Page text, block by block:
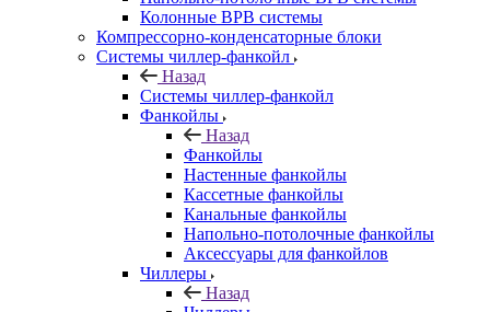
Колонные ВРВ системы
Компрессорно-конденсаторные блоки
Системы чиллер-фанкойл
Назад
Системы чиллер-фанкойл
Фанкойлы
Назад
Фанкойлы
Настенные фанкойлы
Кассетные фанкойлы
Канальные фанкойлы
Напольно-потолочные фанкойлы
Аксессуары для фанкойлов
Чиллеры
Назад